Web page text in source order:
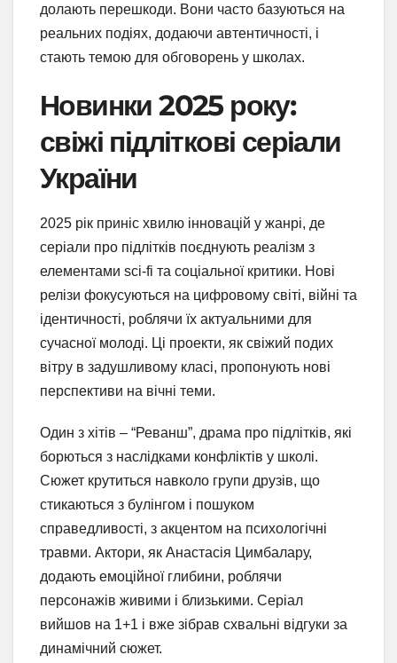
долають перешкоди. Вони часто базуються на
реальних подіях, додаючи автентичності, і
стають темою для обговорень у школах.
Новинки 2025 року:
свіжі підліткові серіали
України
2025 рік приніс хвилю інновацій у жанрі, де
серіали про підлітків поєднують реалізм з
елементами sci-fi та соціальної критики. Нові
релізи фокусуються на цифровому світі, війні та
ідентичності, роблячи їх актуальними для
сучасної молоді. Ці проекти, як свіжий подих
вітру в задушливому класі, пропонують нові
перспективи на вічні теми.
Один з хітів – “Реванш”, драма про підлітків, які
борються з наслідками конфліктів у школі.
Сюжет крутиться навколо групи друзів, що
стикаються з булінгом і пошуком
справедливості, з акцентом на психологічні
травми. Актори, як Анастасія Цимбалару,
додають емоційної глибини, роблячи
персонажів живими і близькими. Серіал
вийшов на 1+1 і вже зібрав схвальні відгуки за
динамічний сюжет.